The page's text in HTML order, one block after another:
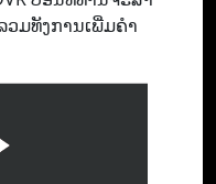
ມທັງການເພີ່ມຄໍາ